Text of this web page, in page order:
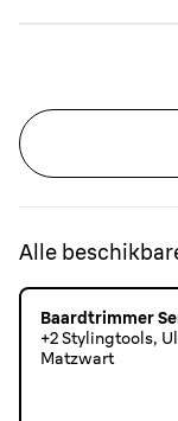
Alle
Baardtrimmer
+2 Stylingtools,
Matzwart